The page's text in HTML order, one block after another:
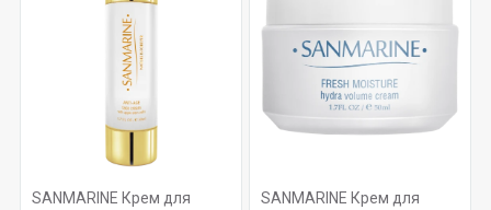
SANMARINE Крем для
SANMARINE Крем для